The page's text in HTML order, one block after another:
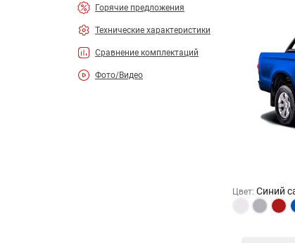
Горячие предложения
Технические характеристики
Сравнение комплектаций
Фото/Видео
Цвет: Синий